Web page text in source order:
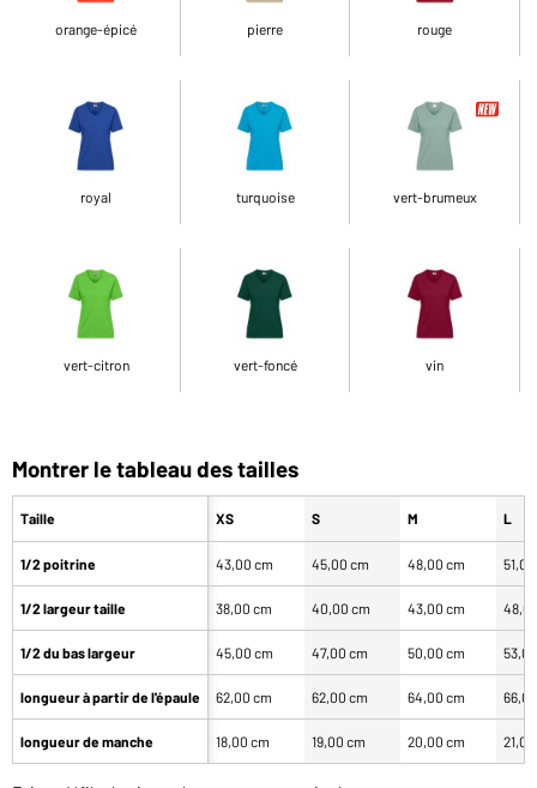
orange-épicé pierre rouge
royal turquoise vert-brumeux
vert-citron vert-foncé vin
Montrer le tableau des tailles
Taille
1/2 poitrine
1/2 largeur taille
1/2 du bas largeur
longueur à partir de l'épaule
longueur de manche
XS S M L
43,00 cm 45,00 cm 48,00 cm
38,00 cm 40,00 cm 43,00 cm
45,00 cm 47,00 cm 50,00 cm
62,00 cm 62,00 cm 64,00 cm
18,00 cm 19,00 cm 20,00 cm